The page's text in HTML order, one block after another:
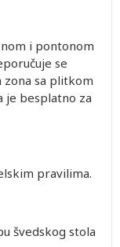
i pontonom
se
zona sa plitkom
je besplatno za
pravilima.
švedskog stola